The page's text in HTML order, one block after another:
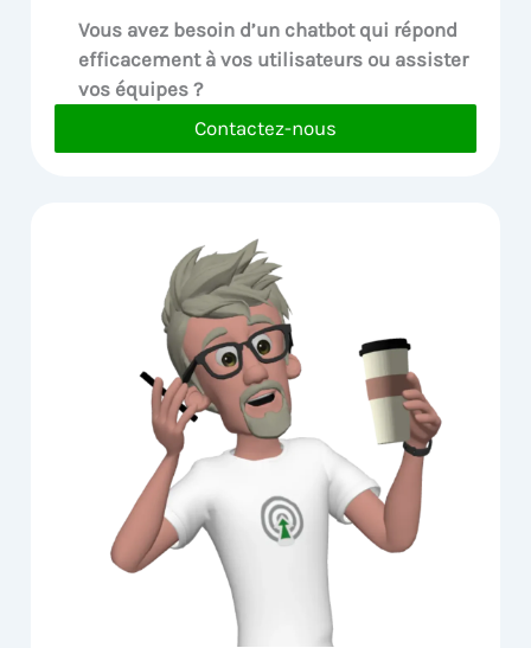
Vous avez besoin d’un chatbot qui répond
efficacement à vos utilisateurs ou assister
vos équipes ?
Contactez-nous